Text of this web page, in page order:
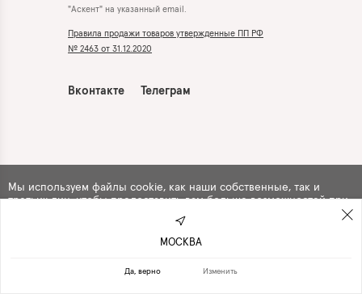
"Аскент" на указанный email.
Правила продажи товаров утвержденные ПП РФ
№ 2463 от 31.12.2020
Вконтакте Телеграм
Мы используем файлы cookie, как наши собственные, так и
третьих лиц, чтобы предоставить вам больше возможностей при
использовании сайта. Продолжая навигацию по сайту, вы
с их использованием .
МОСКВА
Да, верно Изменить